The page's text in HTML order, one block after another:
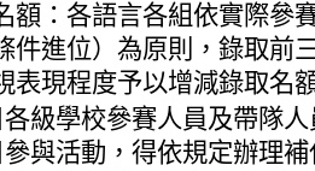
額：各語言各組依實際參
件進位）為原則，錄取前
表現程度予以增減錄取名
級學校參賽人員及帶隊
與活動，得依規定辦理